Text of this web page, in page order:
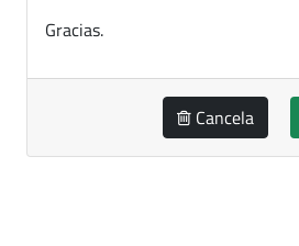
Gracias.
Cancela